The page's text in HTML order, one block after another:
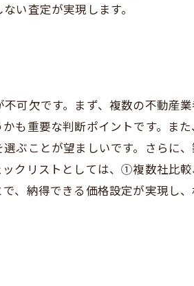
い査定が実現します。
可欠です。まず、複数の不動産
も重要な判断ポイントです。ま
ぶことが望ましいです。さらに、
クリストとしては、①複数社比
、納得できる価格設定が実現し